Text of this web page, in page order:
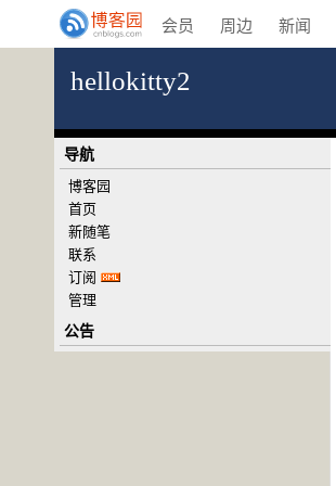
会员 周边 新闻
hellokitty2
导航
博客园
首页
新随笔
联系
订阅
管理
公告